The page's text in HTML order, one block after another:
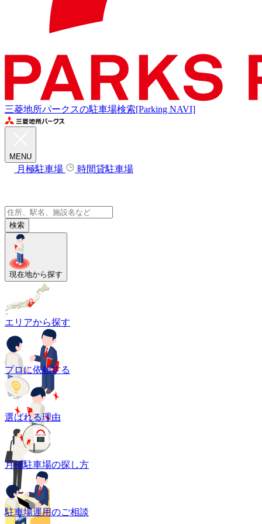
三菱地所パークスの駐車場検索[Parking NAVI]
MENU
月極駐車場 時間貸駐車場
検索
現在地から探す
エリアから探す
プロに依頼する
選ばれる理由
月極駐車場の探し方
駐車場運用のご相談